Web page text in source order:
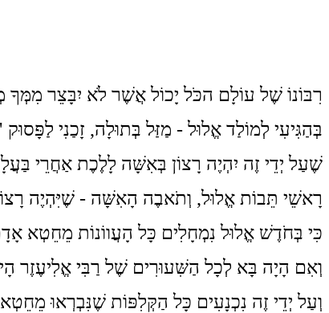
רִבּוֹנוֹ שֶׁל עוֹלָם הכֹּל יָכוֹל אֲשֶׁר לֹא יִבָּצֵר מִמְּךָ
בְּהַגִּיעִי לְמוֹלַד אֱלוּל - מַזַּל בְּתוּלָה, זָכַנִי
שֶׁעַל יְדֵי זֶה יִהְיֶה רָצוֹן בְּאִשָּׁה לָלֶכֶת אַחֲרֵי
רָאשֵׁי תֵּבוֹת אֱלוּל, וְתֹאבֶה הָאִשָּׁה - שֶׁיִּהְיֶה
כִּי בְּחֹדֶשׁ אֱלוּל נִמְחָלִים כָּל הָעֲווֹנוֹת מֵחֵטְא
וְאִם הָיָה בָּא לְכָל הַשִּׁעוּרִים שֶׁל רַבִּי אֱלִיעֶזֶר
וְעַל יְדֵי זֶה נִכְנָעִים כָּל הַקְּלִפּוֹת שֶׁנִּבְרְאוּ מֵחֵטְא אָדָם